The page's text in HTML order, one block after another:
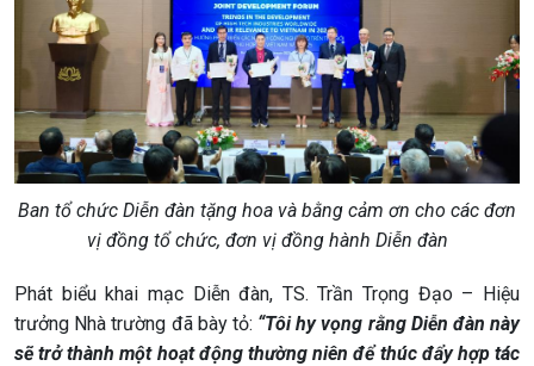
Ban tổ chức Diễn đàn tặng hoa và bằng cảm ơn cho các đơn
vị đồng tổ chức, đơn vị đồng hành Diễn đàn
Phát biểu khai mạc Diễn đàn, TS. Trần Trọng Đạo – Hiệu
trưởng Nhà trường đã bày tỏ: “Tôi hy vọng rằng Diễn đàn này
sẽ trở thành một hoạt động thường niên để thúc đẩy hợp tác